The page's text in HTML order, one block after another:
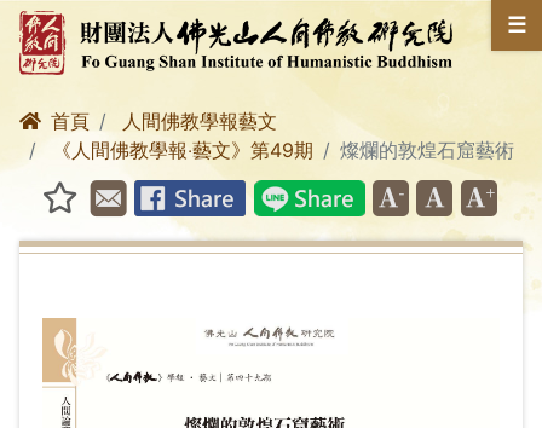
☰
首頁
人間佛教學報藝文
《人間佛教學報‧藝文》第49期
燦爛的敦煌石窟藝術